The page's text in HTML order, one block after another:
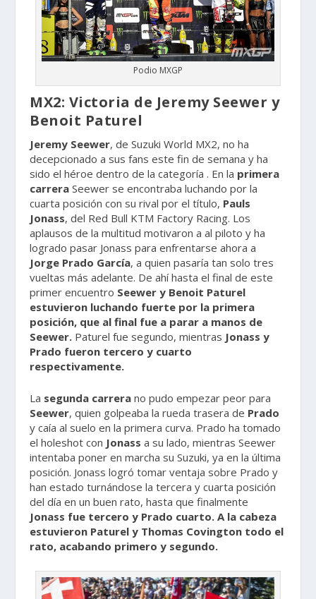
Podio MXGP
MX2: Victoria de Jeremy Seewer y
Benoit Paturel
Jeremy Seewer, de Suzuki World MX2, no ha
decepcionado a sus fans este fin de semana y ha
sido el héroe dentro de la categoría . En la primera
carrera Seewer se encontraba luchando por la
cuarta posición con su rival por el título, Pauls
Jonass, del Red Bull KTM Factory Racing. Los
aplausos de la multitud motivaron a al piloto y ha
logrado pasar Jonass para enfrentarse ahora a
Jorge Prado García, a quien pasaría tan solo tres
vueltas más adelante. De ahí hasta el final de este
primer encuentro Seewer y Benoit Paturel
estuvieron luchando fuerte por la primera
posición, que al final fue a parar a manos de
Seewer. Paturel fue segundo, mientras Jonass y
Prado fueron tercero y cuarto
respectivamente.
La segunda carrera no pudo empezar peor para
Seewer, quien golpeaba la rueda trasera de Prado
y caía al suelo en la primera curva. Prado ha tomado
el holeshot con Jonass a su lado, mientras Seewer
intentaba poner en marcha su Suzuki, ya en la última
posición. Jonass logró tomar ventaja sobre Prado y
han estado turnándose la tercera y cuarta posición
del día en un buen rato, hasta que finalmente
Jonass fue tercero y Prado cuarto. A la cabeza
estuvieron Paturel y Thomas Covington todo el
rato, acabando primero y segundo.